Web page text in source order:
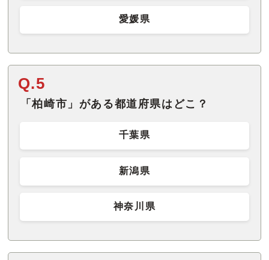
愛媛県
Q.5
「柏崎市」がある都道府県はどこ？
千葉県
新潟県
神奈川県